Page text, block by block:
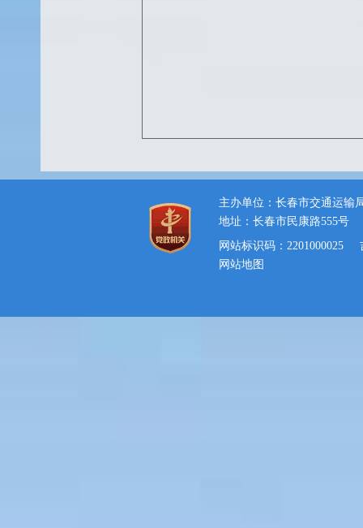
主办单位：长春市交通运输
地址：长春市民康路555号
网站标识码：2201000025
网站地图